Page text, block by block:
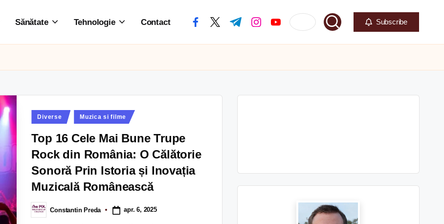
Sănătate Tehnologie Contact Subscribe
Diverse Muzica si filme
Top 16 Cele Mai Bune Trupe
Rock din România: O Călătorie
Sonoră Prin Istoria și Inovația
Muzicală Românească
Constantin Preda apr. 6, 2025